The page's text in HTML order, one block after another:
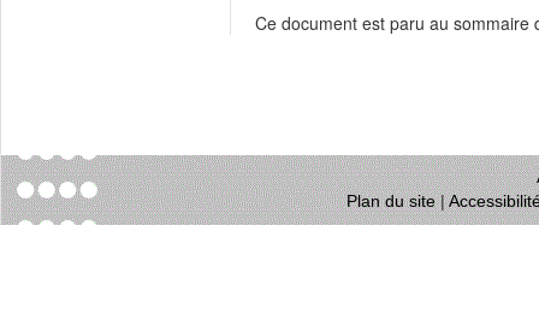
Ce document est paru au sommaire
Plan du site|